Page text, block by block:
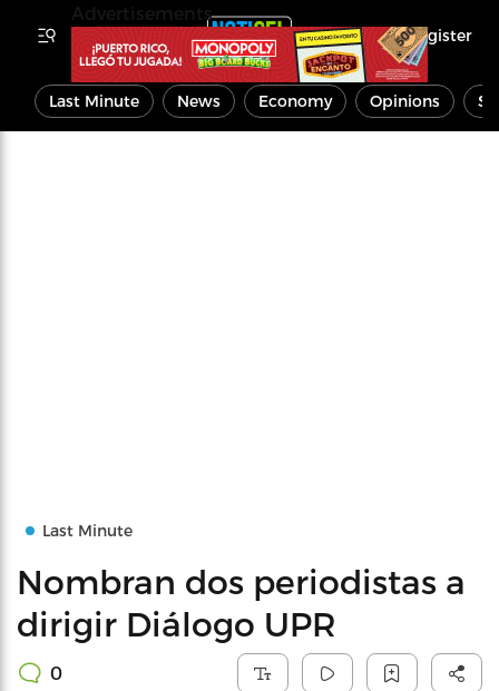
Register
Last Minute News Economy Opinions
Last Minute
Nombran dos periodistas a
dirigir Diálogo UPR
0
Advertisements